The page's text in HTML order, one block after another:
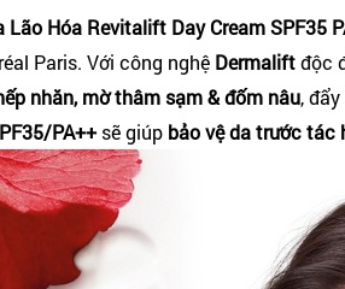
Lão Hóa Revitalift Day Cream SPF35
Paris. Với công nghệ Dermaliftđộc
nhăn, mờ thâm sạm & đốm nâu,
PA++ sẽ giúp bảo vệ da trước tác